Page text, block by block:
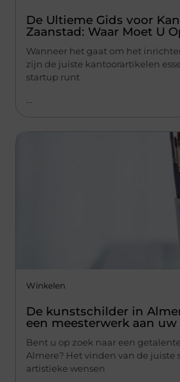
De Ultieme Gids voor
Zaanstad: Waar Moet U
Wanneer het gaat om het
zijn de juiste kantoorartikelen
startup runt
Winkelen
De kunstschilder in
een meesterwerk aan
Bent u op zoek naar een
Almere? Het vinden van de juiste
artistieke wensen